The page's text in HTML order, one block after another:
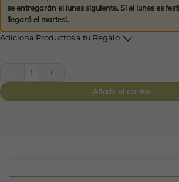
se entregarán el lunes siguiente. Si el lunes es
llegará el martes!.
Adiciona Productos a tu Regalo
Añadir al carrito